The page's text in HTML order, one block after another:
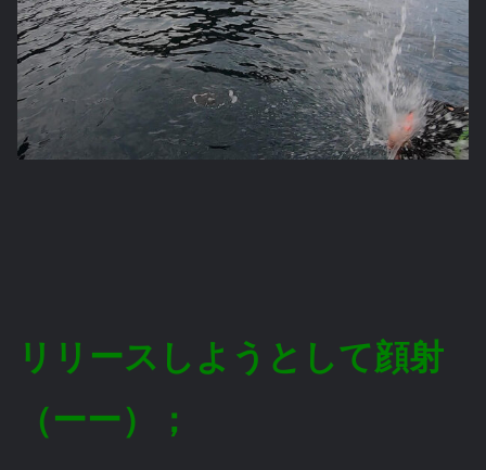
リリースしようとして顔射
（ーー）；